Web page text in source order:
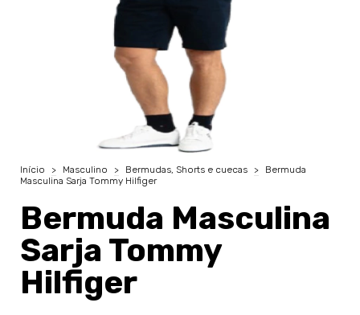
Início > Masculino > Bermudas, Shorts e cuecas >
Bermuda
Masculina Sarja Tommy Hilfiger
Bermuda Masculina
Sarja Tommy
Hilfiger